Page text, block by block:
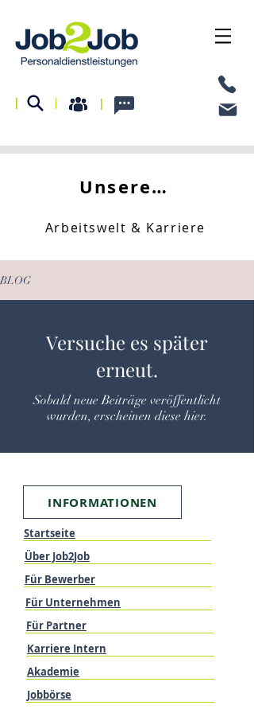
I I I
Unsere Rubriken
Arbeitswelt & Karriere
BLOG
Versuche es später
erneut.
Sobald neue Beiträge veröffentlicht
wurden, erscheinen diese hier.
INFORMATIONEN
Startseite
Über Job2Job
Für Bewerber
Für Unternehmen
Für Partner
Karriere Intern
Akademie
Jobbörse